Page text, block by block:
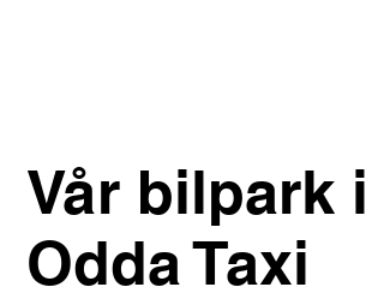
Vår bilpark i
Odda Taxi